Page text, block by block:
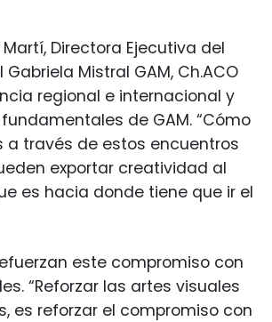
Directora Ejecutiva del
Mistral GAM, Ch.ACO
regional e internacional y
de GAM. “Cómo
a través de estos encuentros
exportar creatividad al
es hacia donde tiene que ir el
este compromiso con
“Reforzar las artes visuales
es reforzar el compromiso con